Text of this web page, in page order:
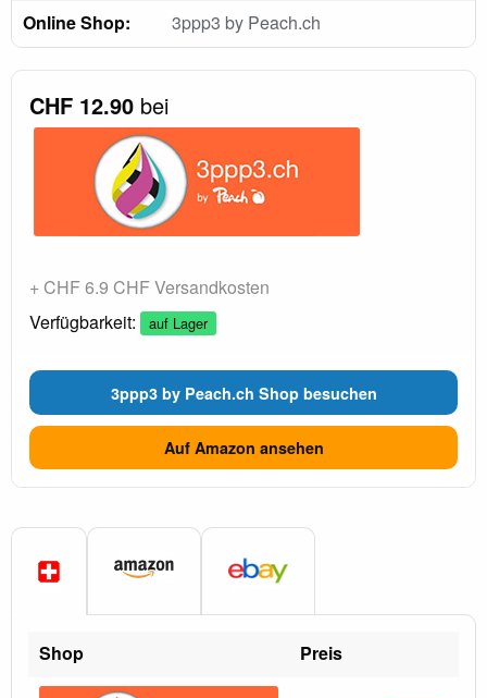
Online Shop:
3ppp3 by Peach.ch
CHF 12.90 bei
+ CHF 6.9 CHF Versandkosten
Verfügbarkeit:
auf Lager
3ppp3 by Peach.ch Shop besuchen
Auf Amazon ansehen
Shop Preis